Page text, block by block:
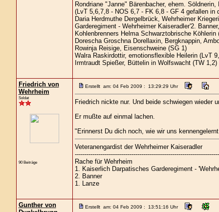
Rondriane "Janne" Bärenbacher, ehem.
(LvT 5,6,7,8 - NOS 6,7 - FK 6,8 - GF 4 gefallen in
Daria Herdmuthe Dergelbrück, Wehrheimer
Garderegiment - Wehrheimer Kaiseradler'2.
Kohlenbrenners Helma Schwarztobrische Köhlerin
Dorescha Groschna Dorellaxin, Bergknappin,
Rowinja Reisige, Eisenschweine (SG 1)
Walra Raskirdottir, emotionsflexible Heilerin (LvT
Irmtraudt Spießer, Büttelin in Wolfswacht (TW 1,2)
Friedrich von
Wehrheim
Soldat
90 Beiträge
Erstellt am: 04 Feb 2009 : 13:29:29 Uhr
Friedrich nickte nur. Und beide schwiegen wieder
Er mußte auf einmal lachen.
"Erinnerst Du dich noch, wie wir uns
Veteranengardist der Wehrheimer Kaiseradler
Rache für Wehrheim
1. Kaiserlich Darpatisches Garderegiment -
2. Banner
1. Lanze
Gunther von
Erstellt am: 04 Feb 2009 : 13:51:16 Uhr